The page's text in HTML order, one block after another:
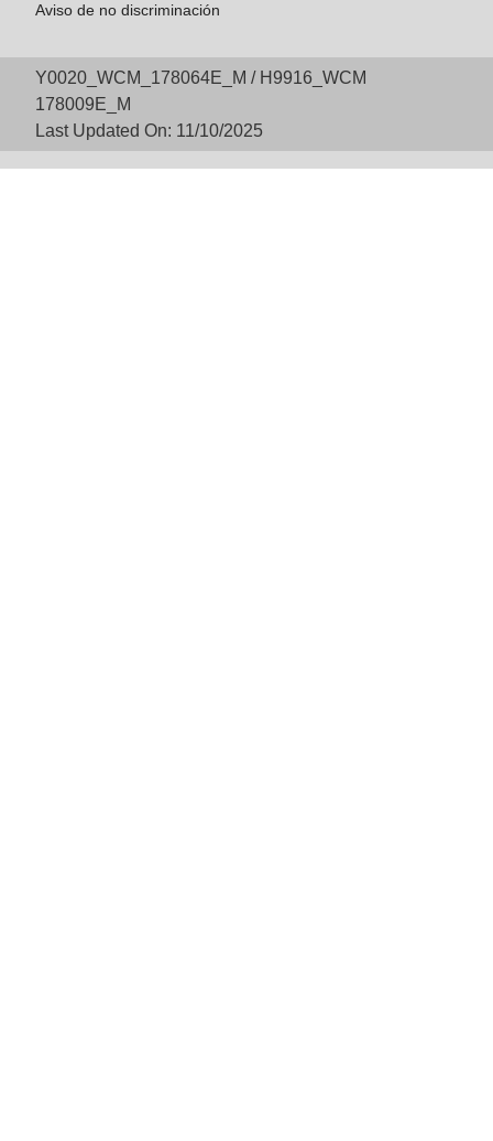
Aviso de no discriminación
Y0020_WCM_178064E_M / H9916_WCM
178009E_M
Last Updated On: 11/10/2025